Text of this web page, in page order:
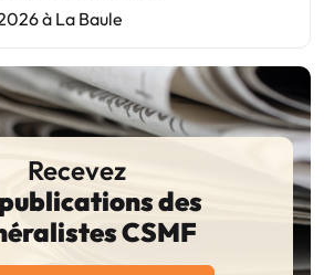
à La Baule
Recevez
des
CSMF